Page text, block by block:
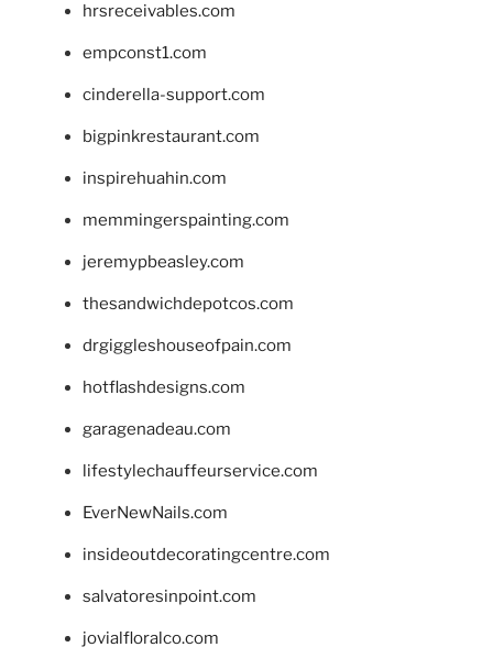
hrsreceivables.com
empconst1.com
cinderella-support.com
bigpinkrestaurant.com
inspirehuahin.com
memmingerspainting.com
jeremypbeasley.com
thesandwichdepotcos.com
drgiggleshouseofpain.com
hotflashdesigns.com
garagenadeau.com
lifestylechauffeurservice.com
EverNewNails.com
insideoutdecoratingcentre.com
salvatoresinpoint.com
jovialfloralco.com